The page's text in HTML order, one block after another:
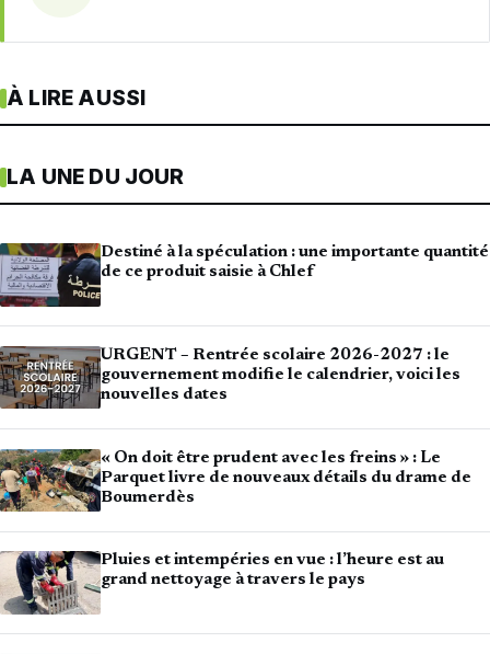
À LIRE AUSSI
LA UNE DU JOUR
Destiné à la spéculation : une importante quantité
de ce produit saisie à Chlef
URGENT – Rentrée scolaire 2026-2027 : le
gouvernement modifie le calendrier, voici les
nouvelles dates
« On doit être prudent avec les freins » : Le
Parquet livre de nouveaux détails du drame de
Boumerdès
Pluies et intempéries en vue : l’heure est au
grand nettoyage à travers le pays